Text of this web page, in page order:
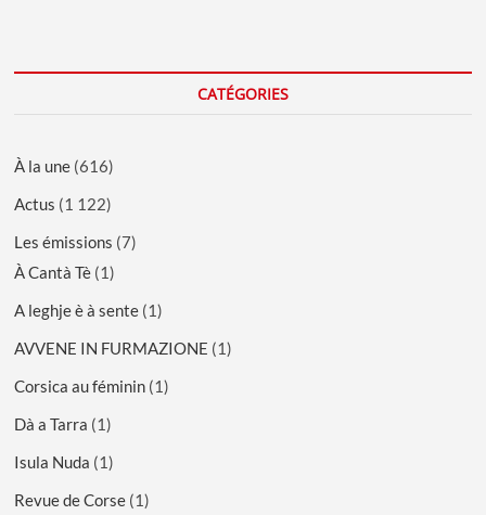
CATÉGORIES
À la une (616)
Actus (1 122)
Les émissions (7)
À Cantà Tè (1)
A leghje è à sente (1)
AVVENE IN FURMAZIONE (1)
Corsica au féminin (1)
Dà a Tarra (1)
Isula Nuda (1)
Revue de Corse (1)